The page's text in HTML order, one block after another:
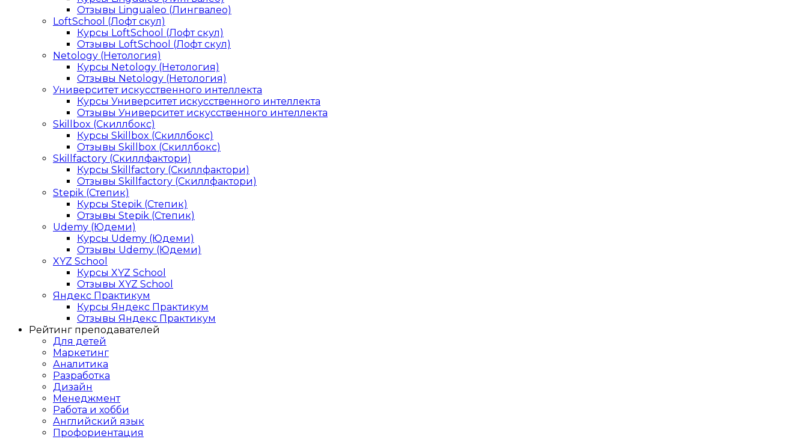
Отзывы Lingualeo (Лингвалео)
LoftSchool (Лофт скул)
Курсы LoftSchool (Лофт скул)
Отзывы LoftSchool (Лофт скул)
Netology (Нетология)
Курсы Netology (Нетология)
Отзывы Netology (Нетология)
Университет искусственного интеллекта
Курсы Университет искусственного интеллекта
Отзывы Университет искусственного интеллекта
Skillbox (Скиллбокс)
Курсы Skillbox (Скиллбокс)
Отзывы Skillbox (Скиллбокс)
Skillfactory (Скиллфактори)
Курсы Skillfactory (Скиллфактори)
Отзывы Skillfactory (Скиллфактори)
Stepik (Степик)
Курсы Stepik (Степик)
Отзывы Stepik (Степик)
Udemy (Юдеми)
Курсы Udemy (Юдеми)
Отзывы Udemy (Юдеми)
XYZ School
Курсы XYZ School
Отзывы XYZ School
Яндекс Практикум
Курсы Яндекс Практикум
Отзывы Яндекс Практикум
Рейтинг преподавателей
Для детей
Маркетинг
Аналитика
Разработка
Дизайн
Менеджмент
Работа и хобби
Английский язык
Профориентация